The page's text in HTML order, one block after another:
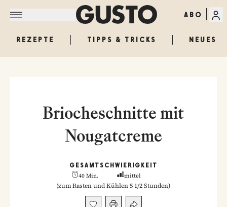
ABO
REZEPTE TIPPS & TRICKS NEUES
Briocheschnitte mit
Nougatcreme
GESAMT
40 Min.
SCHWIERIGKEIT
mittel
(zum Rasten und Kühlen 5 1/2 Stunden)